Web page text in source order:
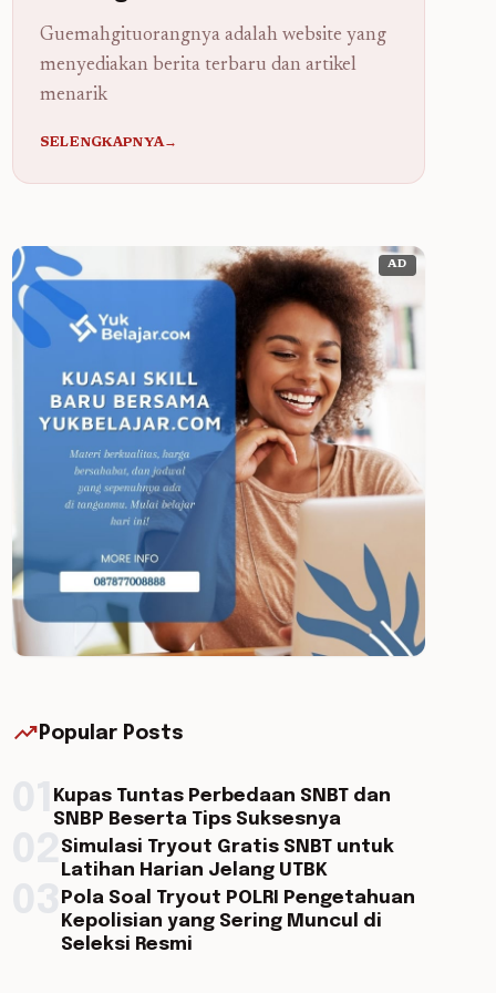
Guemahgituorangnya adalah website yang
menyediakan berita terbaru dan artikel
menarik
SELENGKAPNYA→
AD
trending_up Popular Posts
Kupas Tuntas Perbedaan SNBT dan
SNBP Beserta Tips Suksesnya
Simulasi Tryout Gratis SNBT untuk
Latihan Harian Jelang UTBK
Pola Soal Tryout POLRI Pengetahuan
Kepolisian yang Sering Muncul di
Seleksi Resmi